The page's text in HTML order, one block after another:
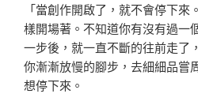
「當創作開啟了，就不會停下
樣開場著。不知道你有沒有過一
一步後，就一直不斷的往前走了
你漸漸放慢的腳步，去細細品嘗
想停下來。